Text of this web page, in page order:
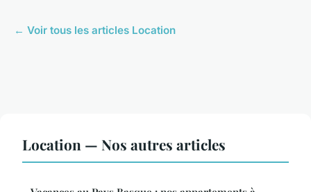
← Voir tous les articles Location
Location — Nos autres articles